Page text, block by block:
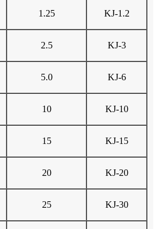
1.25 KJ-1.2
2.5 KJ-3
5.0 KJ-6
10 KJ-10
15 KJ-15
20 KJ-20
25 KJ-30